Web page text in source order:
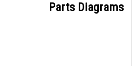
Parts Diagrams